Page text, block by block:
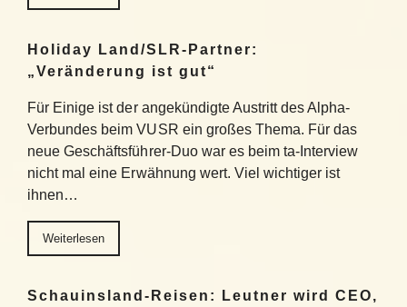
Holiday Land/SLR-Partner:
„Veränderung ist gut“
Für Einige ist der angekündigte Austritt des Alpha-
Verbundes beim VUSR ein großes Thema. Für das
neue Geschäftsführer-Duo war es beim ta-Interview
nicht mal eine Erwähnung wert. Viel wichtiger ist
ihnen…
Weiterlesen
Schauinsland-Reisen: Leutner wird CEO,